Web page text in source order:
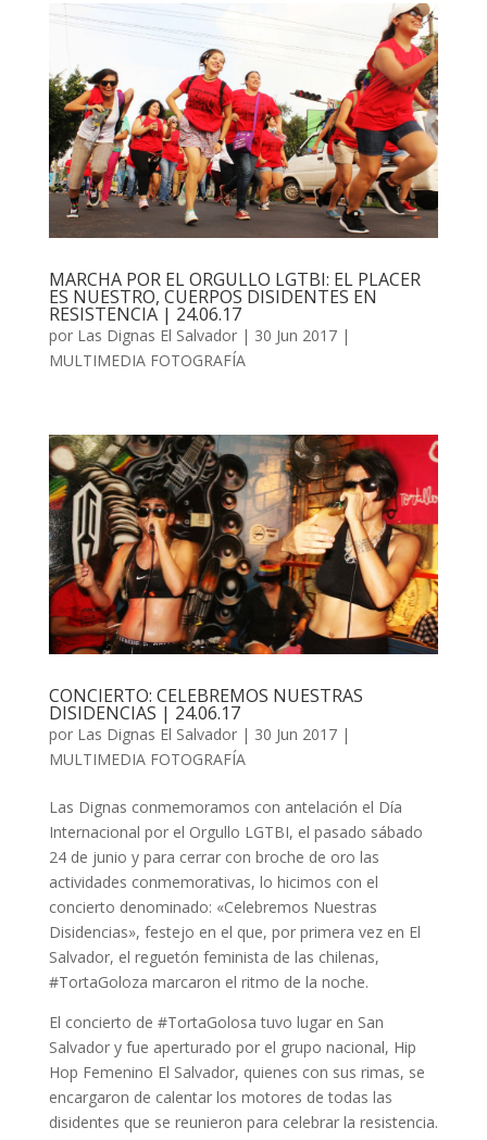
MARCHA POR EL ORGULLO LGTBI: EL PLACER
ES NUESTRO, CUERPOS DISIDENTES EN
RESISTENCIA | 24.06.17
por Las Dignas El Salvador| 30 Jun 2017|
MULTIMEDIA FOTOGRAFÍA
CONCIERTO: CELEBREMOS NUESTRAS
DISIDENCIAS | 24.06.17
por Las Dignas El Salvador| 30 Jun 2017|
MULTIMEDIA FOTOGRAFÍA
Las Dignas conmemoramos con antelación el Día
Internacional por el Orgullo LGTBI, el pasado sábado
24 de junio y para cerrar con broche de oro las
actividades conmemorativas, lo hicimos con el
concierto denominado: «Celebremos Nuestras
Disidencias», festejo en el que, por primera vez en El
Salvador, el reguetón feminista de las chilenas,
#TortaGoloza marcaron el ritmo de la noche.
El concierto de #TortaGolosa tuvo lugar en San
Salvador y fue aperturado por el grupo nacional, Hip
Hop Femenino El Salvador, quienes con sus rimas, se
encargaron de calentar los motores de todas las
disidentes que se reunieron para celebrar la resistencia.